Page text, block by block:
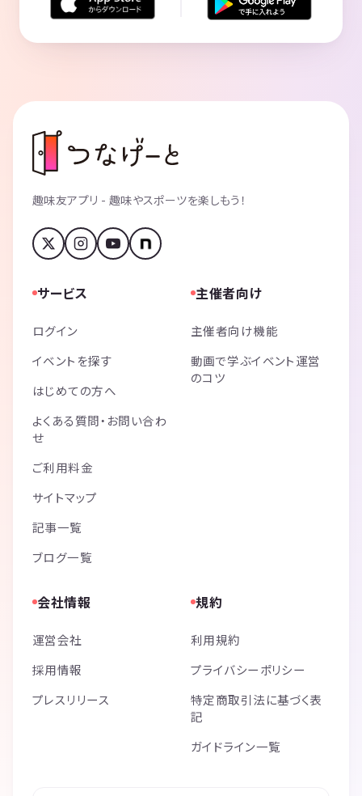
趣味友アプリ - 趣味やスポーツを楽しもう！
サービス
ログイン
イベントを探す
はじめての方へ
よくある質問・お問い合わ
せ
ご利用料金
サイトマップ
記事一覧
ブログ一覧
主催者向け
主催者向け機能
動画で学ぶイベント運営
のコツ
会社情報
運営会社
採用情報
プレスリリース
規約
利用規約
プライバシーポリシー
特定商取引法に基づく表
記
ガイドライン一覧